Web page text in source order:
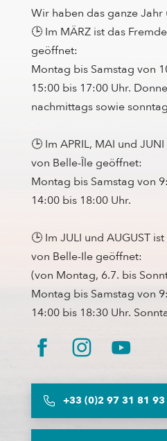
Wir haben das ganze
🕒 Im MÄRZ ist das
geöffnet:
Montag bis Samstag von
15:00 bis 17:00 Uhr.
nachmittags sowie
🕒 Im APRIL, MAI und
von Belle-Île geöffnet:
Montag bis Samstag von
14:00 bis 18:00 Uhr.
🕒 Im JULI und AUGUST
von Belle-Ile geöffnet:
(von Montag, 6.7. bis
Montag bis Samstag von
14:00 bis 18:30 Uhr.
+33 (0)2 97 31 81 93